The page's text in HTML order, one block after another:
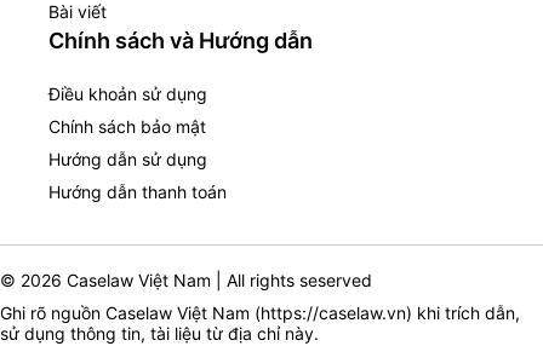
Bài viết
Chính sách và Hướng dẫn
Điều khoản sử dụng
Chính sách bảo mật
Hướng dẫn sử dụng
Hướng dẫn thanh toán
© 2026 Caselaw Việt Nam | All rights seserved
Ghi rõ nguồn Caselaw Việt Nam (https://caselaw.vn) khi trích dẫn,
sử dụng thông tin, tài liệu từ địa chỉ này.